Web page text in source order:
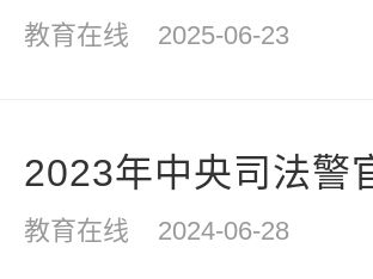
教育在线 2025-06-23
2023年中央司法警
教育在线 2024-06-28